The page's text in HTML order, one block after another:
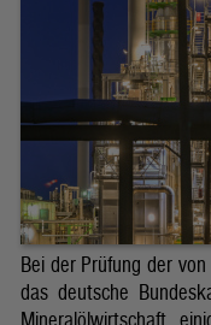
Bei der Prüfung der
das deutsche
Mineralölwirtschaft